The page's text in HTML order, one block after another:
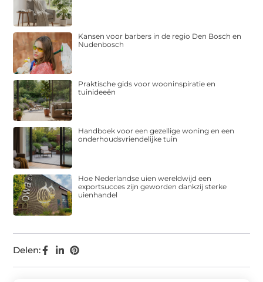
Delen:
Kansen voor barbers in de regio Den Bosch en
Nudenbosch
Praktische gids voor wooninspiratie en
tuinideeën
Handboek voor een gezellige woning en een
onderhoudsvriendelijke tuin
Hoe Nederlandse uien wereldwijd een
exportsucces zijn geworden dankzij sterke
uienhandel